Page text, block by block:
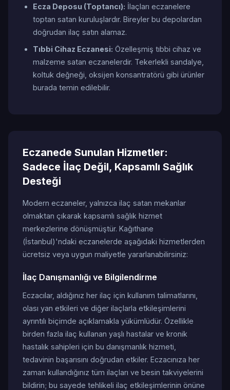
Ecza Deposu (Toptancı): İlaçları eczanelere
toptan satan kuruluşlardır. Bireyler bu depolardan
doğrudan ilaç satın alamaz.
Tıbbi Cihaz Eczanesi: Özelleşmiş tıbbi cihaz ve
malzeme satan eczanelerdir. Tekerlekli sandalye,
koltuk değneği, oksijen konsantratörü gibi ürünler
burada temin edilebilir.
Eczanede Sunulan Hizmetler:
Sadece İlaç Değil, Kapsamlı Sağlık
Desteği
Modern eczaneler, yalnızca ilaç satan mekanlar
olmaktan çıkarak kapsamlı sağlık hizmet
merkezlerine dönüşmüştür. Kağıthane
(İstanbul)'ndaki eczanelerde aşağıdaki hizmetlerden
ücretsiz veya uygun maliyetle yararlanabilirsiniz:
İlaç Danışmanlığı ve Bilgilendirme
Eczacılar, aldığınız her ilaç için kullanım talimatlarını,
olası yan etkileri ve diğer ilaçlarla etkileşimlerini
ayrıntılı biçimde açıklamakla yükümlüdür. Özellikle
birden fazla ilaç kullanan yaşlı hastalar ve kronik
hastalık sahipleri için bu danışmanlık hizmeti,
tedavinin başarısını doğrudan etkiler. Eczacınıza her
zaman kullandığınız tüm ilaçları ve besin takviyelerini
bildirin; bu sayede tehlikeli ilaç etkileşimlerinin önüne